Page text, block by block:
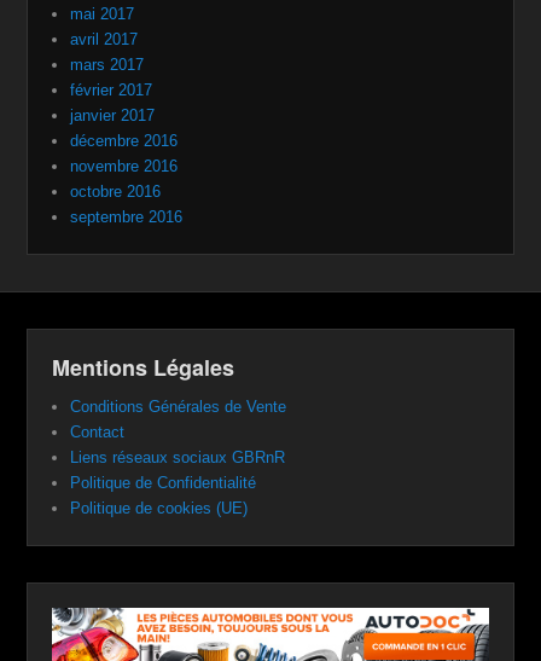
mai 2017
avril 2017
mars 2017
février 2017
janvier 2017
décembre 2016
novembre 2016
octobre 2016
septembre 2016
Mentions Légales
Conditions Générales de Vente
Contact
Liens réseaux sociaux GBRnR
Politique de Confidentialité
Politique de cookies (UE)